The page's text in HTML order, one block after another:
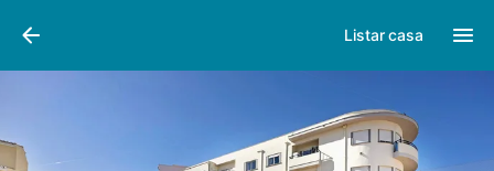
Listar casa
Fotos